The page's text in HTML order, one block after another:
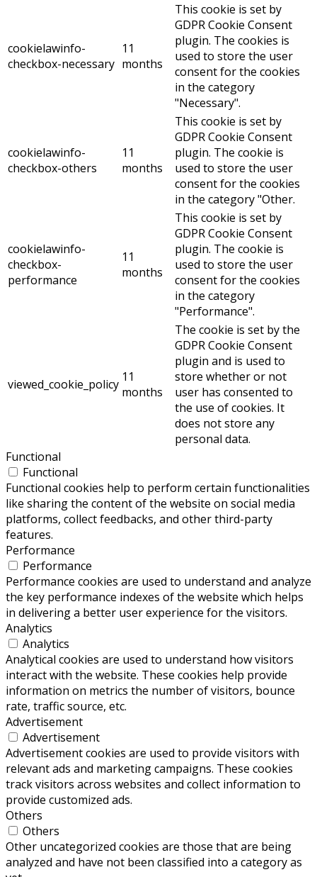
cookielawinfo-
checkbox-necessary
11
months
This cookie is set by
GDPR Cookie Consent
plugin. The cookies is
used to store the user
consent for the cookies
in the category
"Necessary".
cookielawinfo-
checkbox-others
11
months
This cookie is set by
GDPR Cookie Consent
plugin. The cookie is
used to store the user
consent for the cookies
in the category "Other.
cookielawinfo-
checkbox-
performance
11
months
This cookie is set by
GDPR Cookie Consent
plugin. The cookie is
used to store the user
consent for the cookies
in the category
"Performance".
viewed_cookie_policy 11
months
The cookie is set by the
GDPR Cookie Consent
plugin and is used to
store whether or not
user has consented to
the use of cookies. It
does not store any
personal data.
Functional
Functional
Functional cookies help to perform certain functionalities
like sharing the content of the website on social media
platforms, collect feedbacks, and other third-party
features.
Performance
Performance
Performance cookies are used to understand and analyze
the key performance indexes of the website which helps
in delivering a better user experience for the visitors.
Analytics
Analytics
Analytical cookies are used to understand how visitors
interact with the website. These cookies help provide
information on metrics the number of visitors, bounce
rate, traffic source, etc.
Advertisement
Advertisement
Advertisement cookies are used to provide visitors with
relevant ads and marketing campaigns. These cookies
track visitors across websites and collect information to
provide customized ads.
Others
Others
Other uncategorized cookies are those that are being
analyzed and have not been classified into a category as